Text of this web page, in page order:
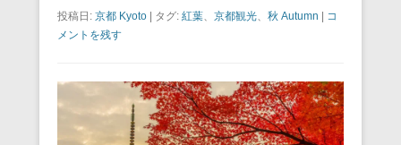
c
b
o
tt
ail er
st
e
e
a
投稿日: 京都 Kyoto | タグ: 紅葉 京都観光 秋 Autumn | コ
メントを残す